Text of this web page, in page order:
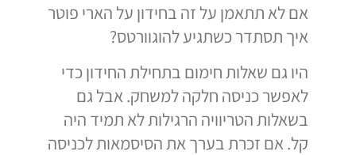
אם לא תתאמן על זה בחידון על הארי פוטר
איך תסתדר כשתגיע להוגוורטס?
היו גם שאלות חימום בתחילת החידון כדי
לאפשר כניסה חלקה למשחק. אבל גם
בשאלות הטריוויה הרגילות לא תמיד היה
קל. אם זכרת בערך את הסיסמאות לכניסה